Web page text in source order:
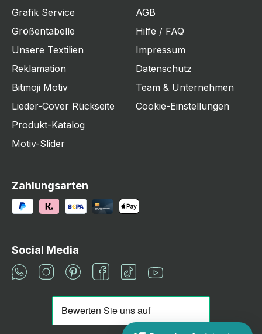
Grafik Service
Größentabelle
Unsere Textilien
Reklamation
Bitmoji Motiv
Lieder-Cover Rückseite
Produkt-Katalog
Motiv-Slider
AGB
Hilfe / FAQ
Impressum
Datenschutz
Team & Unternehmen
Cookie-Einstellungen
Zahlungsarten
Social Media